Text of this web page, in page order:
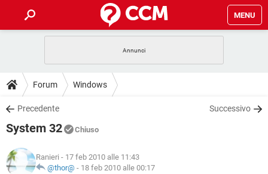
MENU
INTRATTENIMENTO
iOS
INSTAGRAM
TIKTOK
HARDWARE
GUIDE
COVID-19
INSTAGRAM
DOWNLOAD
COVID-19
INTRATTENIMENTO
iOS WINDOWS 10
FORUM
COVID-19
GLOSSARIO
Forum Windows
Precedente Successivo
System 32 Chiuso
Ranieri - 17 feb 2010 alle 11:43
@thor@ - 18 feb 2010 alle 00:17